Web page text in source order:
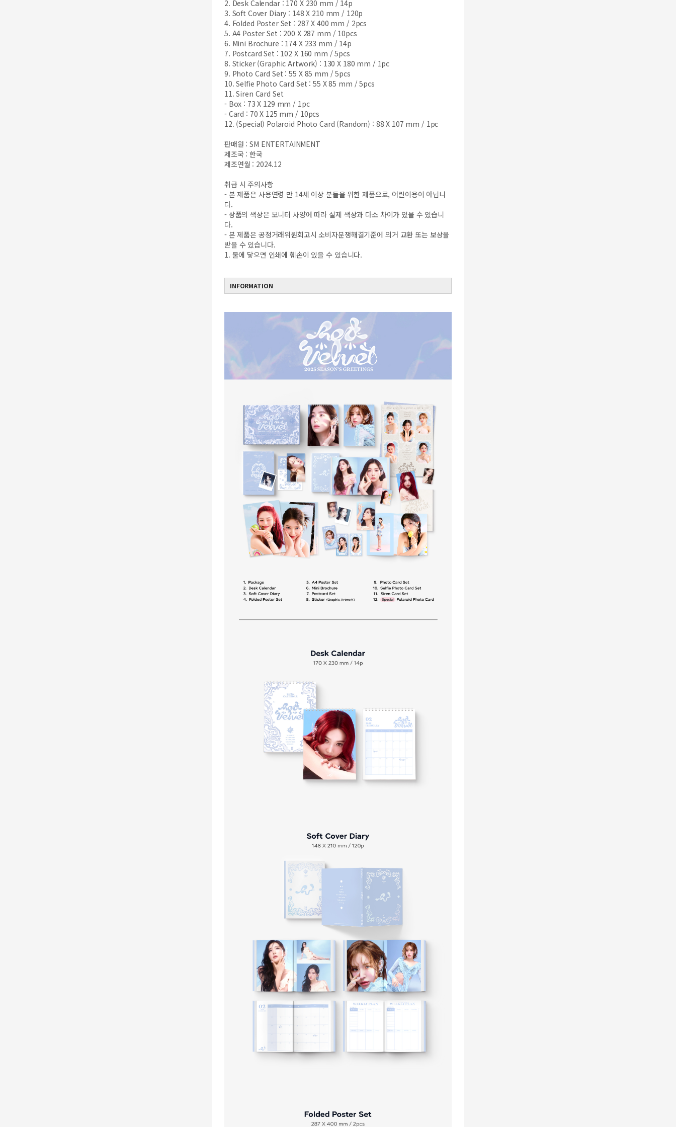
2. Desk Calendar : 170 X 230 mm / 14p
3. Soft Cover Diary : 148 X 210 mm / 120p
4. Folded Poster Set : 287 X 400 mm / 2pcs
5. A4 Poster Set : 200 X 287 mm / 10pcs
6. Mini Brochure : 174 X 233 mm / 14p
7. Postcard Set : 102 X 160 mm / 5pcs
8. Sticker (Graphic Artwork) : 130 X 180 mm / 1pc
9. Photo Card Set : 55 X 85 mm / 5pcs
10. Selfie Photo Card Set : 55 X 85 mm / 5pcs
11. Siren Card Set
- Box : 73 X 129 mm / 1pc
- Card : 70 X 125 mm / 10pcs
12. (Special) Polaroid Photo Card (Random) : 88 X 107 mm / 1pc
판매원 : SM ENTERTAINMENT
제조국 : 한국
제조연월 : 2024.12
취급 시 주의사항
- 본 제품은 사용연령 만 14세 이상 분들을 위한 제품으로, 어린이용이 아닙니
다.
- 상품의 색상은 모니터 사양에 따라 실제 색상과 다소 차이가 있을 수 있습니
다.
- 본 제품은 공정거래위원회고시 소비자분쟁해결기준에 의거 교환 또는 보상을
받을 수 있습니다.
1. 물에 닿으면 인쇄에 훼손이 있을 수 있습니다.
INFORMATION